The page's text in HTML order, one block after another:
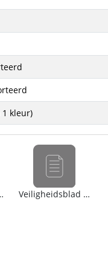
1 kleur)
(nl) Veiligheidsblad (en)